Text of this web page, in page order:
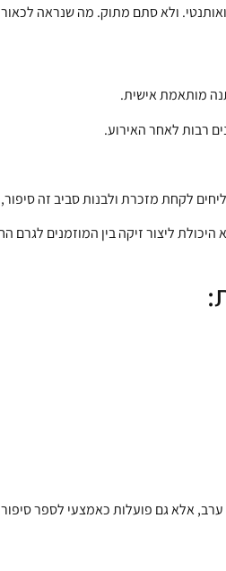
ולא סתם מתוק. מה שנראה
לקחת מזכרת ולבנות סביב זה
היכולת ליצור זיקה בין המוזמנים
אלא גם פועלות כאמצעי לספר סיפור